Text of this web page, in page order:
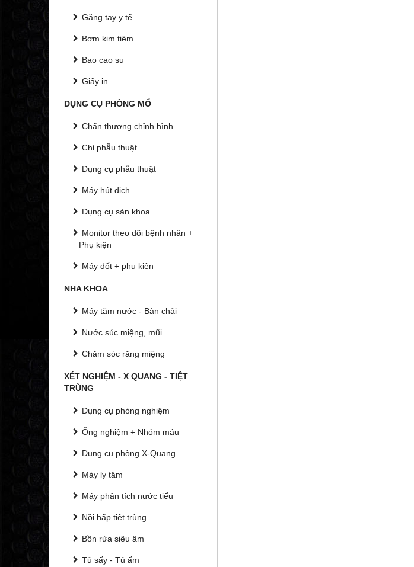
Găng tay y tế
Bơm kim tiêm
Bao cao su
Giấy in
DỤNG CỤ PHÒNG MỔ
Chấn thương chỉnh hình
Chỉ phẫu thuật
Dụng cụ phẫu thuật
Máy hút dịch
Dụng cụ sản khoa
Monitor theo dõi bệnh nhân +
Phụ kiện
Máy đốt + phụ kiện
NHA KHOA
Máy tăm nước - Bàn chải
Nước súc miệng, mũi
Chăm sóc răng miệng
XÉT NGHIỆM - X QUANG - TIỆT
TRÙNG
Dụng cụ phòng nghiệm
Ống nghiệm + Nhóm máu
Dụng cụ phòng X-Quang
Máy ly tâm
Máy phân tích nước tiểu
Nồi hấp tiệt trùng
Bồn rửa siêu âm
Tủ sấy - Tủ ấm